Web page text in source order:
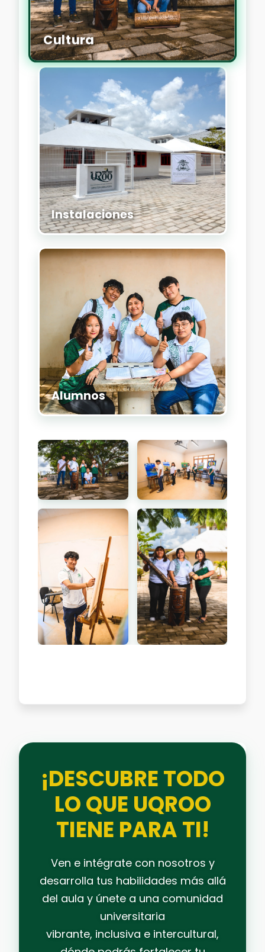
Cultura
Instalaciones
Alumnos
¡DESCUBRE TODO
LO QUE UQROO
TIENE PARA TI!
Ven e intégrate con nosotros y
desarrolla tus habilidades más allá
del aula y únete a una comunidad
universitaria
vibrante, inclusiva e intercultural,